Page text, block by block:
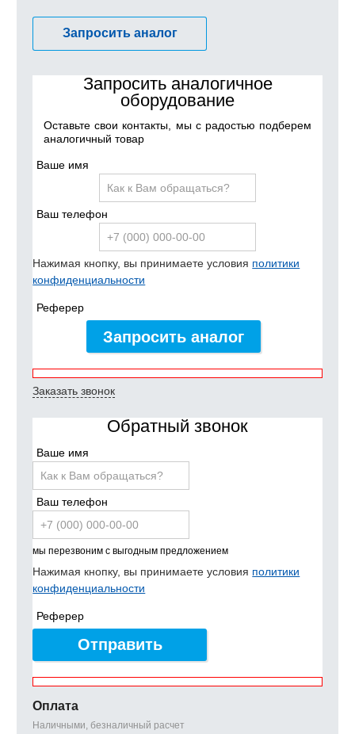
Запросить аналог
Запросить аналогичное
оборудование
Оставьте свои контакты, мы с радостью подберем
аналогичный товар
Ваше имя
Ваш телефон
Нажимая кнопку, вы принимаете условия политики
конфиденциальности
Реферер
Запросить аналог
Заказать звонок
Обратный звонок
Ваше имя
Ваш телефон
мы перезвоним с выгодным предложением
Нажимая кнопку, вы принимаете условия политики
конфиденциальности
Реферер
Отправить
Оплата
Наличными, безналичный расчет